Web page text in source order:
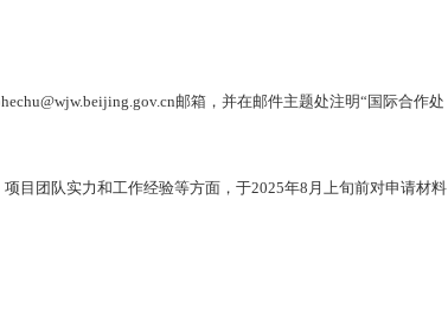
邮箱，并在邮件主题处注明“国际合作处
目团队实力和工作经验等方面，于2025年8月上旬前对申请材料